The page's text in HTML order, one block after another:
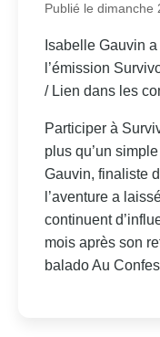
Publié le dimanche
Isabelle Gauvin
l’émission
/ Lien dans les
Participer à
plus qu’un
Gauvin, finaliste
l’aventure a
continuent
mois après son
balado Au